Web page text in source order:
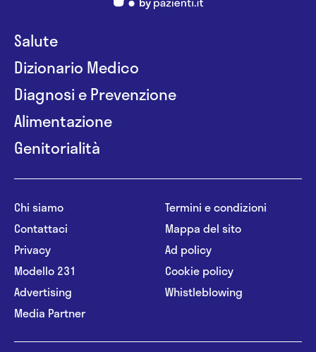
Salute
Dizionario Medico
Diagnosi e Prevenzione
Alimentazione
Genitorialità
Chi siamo
Contattaci
Privacy
Modello 231
Advertising
Media Partner
Termini e condizioni
Mappa del sito
Ad policy
Cookie policy
Whistleblowing